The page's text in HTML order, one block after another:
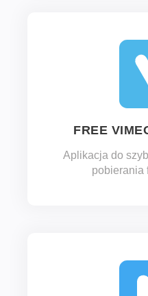
FREE
Aplikacja do
pobierania